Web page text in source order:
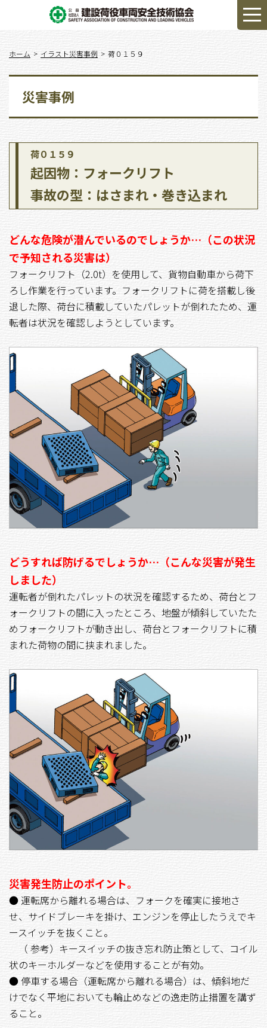
ホーム イラスト災害事例 荷０１５９
災害事例
荷０１５９
起因物：フォークリフト
事故の型：はさまれ・巻き込まれ
どんな危険が潜んでいるのでしょうか…（この状況
で予知される災害は）
フォークリフト（2.0t）を使用して、貨物自動車から荷下
ろし作業を行っています。フォークリフトに荷を搭載し後
退した際、荷台に積載していたパレットが倒れたため、運
転者は状況を確認しようとしています。
どうすれば防げるでしょうか…（こんな災害が発生
しました）
運転者が倒れたパレットの状況を確認するため、荷台とフ
ォークリフトの間に入ったところ、地盤が傾斜していたた
めフォークリフトが動き出し、荷台とフォークリフトに積
まれた荷物の間に挟まれました。
災害発生防止のポイント。
● 運転席から離れる場合は、フォークを確実に接地さ
せ、サイドブレーキを掛け、エンジンを停止したうえでキ
ースイッチを抜くこと。
（ 参考）キースイッチの抜き忘れ防止策として、コイル
状のキーホルダーなどを使用することが有効。
● 停車する場合（運転席から離れる場合）は、傾斜地だ
けでなく平地においても輪止めなどの逸走防止措置を講ず
ること。